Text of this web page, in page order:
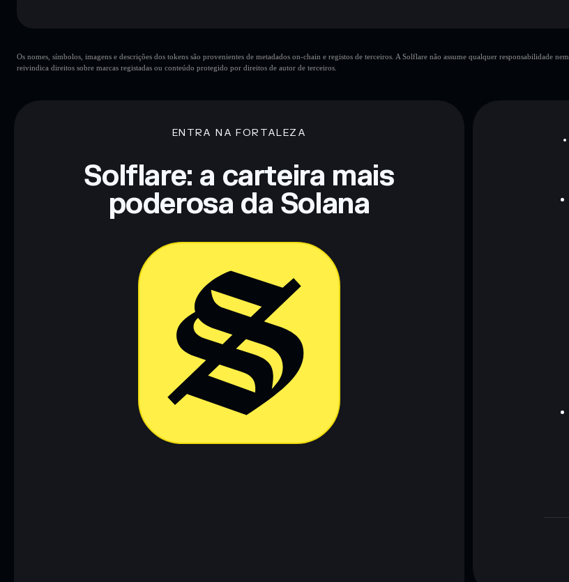
Ansem Wif Photographer mutáveis
Os nomes, símbolos, imagens e descrições dos tokens são provenientes de metadados on-chain e registos de terceiros. A Solflare não assume qualquer responsabilidade nem
reivindica direitos sobre marcas registadas ou conteúdo protegido por direitos de autor de terceiros.
ENTRA NA FORTALEZA
Solflare: a carteira mais
poderosa da Solana